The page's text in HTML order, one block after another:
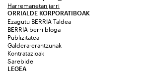
Harremanetan jarri
ORRIALDE KORPORATIBOAK
Ezagutu BERRIA Taldea
BERRIA berri bloga
Publizitatea
Galdera-erantzunak
Kontratazioak
Sarebide
LEGEA